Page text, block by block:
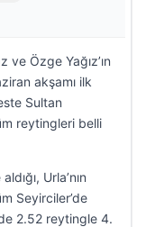
ve Özge Yağız’ın
akşamı ilk
Sultan
reytingleri belli
Urla’nın
Seyirciler’de
2.52 reytingle 4.